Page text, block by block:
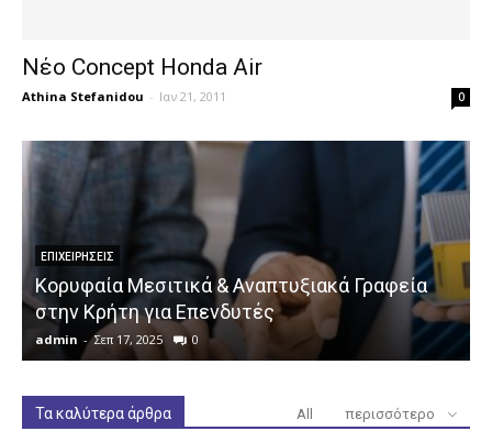
Νέο Concept Honda Air
Athina Stefanidou - Ιαν 21, 2011 0
ΕΠΙΧΕΙΡΉΣΕΙΣ
Κορυφαία Μεσιτικά & Αναπτυξιακά Γραφεία
στην Κρήτη για Επενδυτές
admin - Σεπ 17, 2025 0
Τα καλύτερα άρθρα All περισσότερο